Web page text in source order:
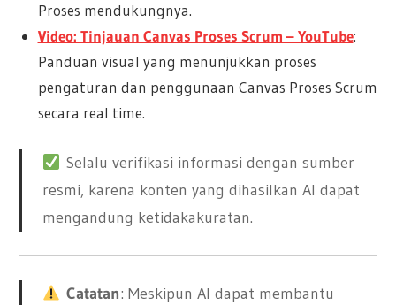
Proses mendukungnya.
Video: Tinjauan Canvas Proses Scrum – YouTube:
Panduan visual yang menunjukkan proses
pengaturan dan penggunaan Canvas Proses Scrum
secara real time.
Selalu verifikasi informasi dengan sumber
resmi, karena konten yang dihasilkan AI dapat
mengandung ketidakakuratan.
Catatan: Meskipun AI dapat membantu